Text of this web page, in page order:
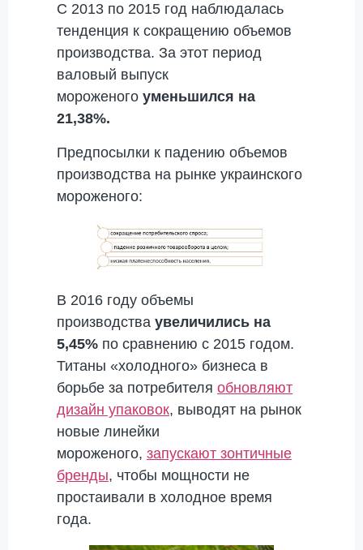
С 2013 по 2015 год наблюдалась
тенденция к сокращению объемов
производства. За этот период
валовый выпуск
мороженого уменьшился на
21,38%.
Предпосылки к падению объемов
производства на рынке украинского
мороженого:
В 2016 году объемы
производства увеличились на
5,45% по сравнению с 2015 годом.
Титаны «холодного» бизнеса в
борьбе за потребителя обновляют
дизайн упаковок, выводят на рынок
новые линейки
мороженого, запускают зонтичные
бренды, чтобы мощности не
простаивали в холодное время
года.